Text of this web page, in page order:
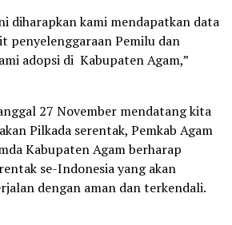
diharapkan kami mendapatkan data
penyelenggaraan Pemilu dan
adopsi di Kabupaten Agam,”
27 November mendatang kita
Pilkada serentak, Pemkab Agam
Kabupaten Agam berharap
se-Indonesia yang akan
dengan aman dan terkendali.